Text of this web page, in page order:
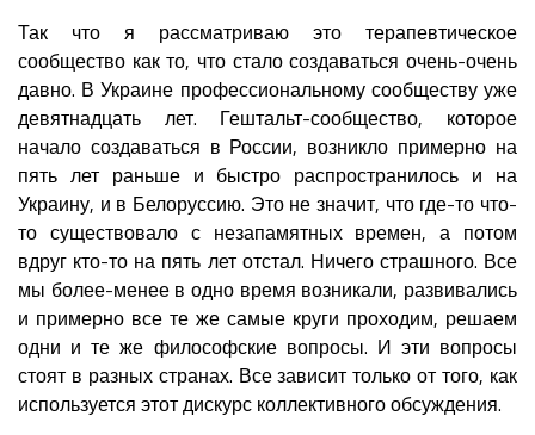
Так что я рассматриваю это терапевтическое
сообщество как то, что стало создаваться очень-очень
давно. В Украине профессиональному сообществу уже
девятнадцать лет. Гештальт-сообщество, которое
начало создаваться в России, возникло примерно на
пять лет раньше и быстро распространилось и на
Украину, и в Белоруссию. Это не значит, что где-то что-
то существовало с незапамятных времен, а потом
вдруг кто-то на пять лет отстал. Ничего страшного. Все
мы более-менее в одно время возникали, развивались
и примерно все те же самые круги проходим, решаем
одни и те же философские вопросы. И эти вопросы
стоят в разных странах. Все зависит только от того, как
используется этот дискурс коллективного обсуждения.